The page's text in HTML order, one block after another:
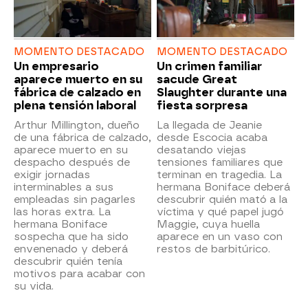
MOMENTO DESTACADO
Un empresario
aparece muerto en su
fábrica de calzado en
plena tensión laboral
Arthur Millington, dueño
de una fábrica de calzado,
aparece muerto en su
despacho después de
exigir jornadas
interminables a sus
empleadas sin pagarles
las horas extra. La
hermana Boniface
sospecha que ha sido
envenenado y deberá
descubrir quién tenía
motivos para acabar con
su vida.
MOMENTO DESTACADO
Un crimen familiar
sacude Great
Slaughter durante una
fiesta sorpresa
La llegada de Jeanie
desde Escocia acaba
desatando viejas
tensiones familiares que
terminan en tragedia. La
hermana Boniface deberá
descubrir quién mató a la
víctima y qué papel jugó
Maggie, cuya huella
aparece en un vaso con
restos de barbitúrico.